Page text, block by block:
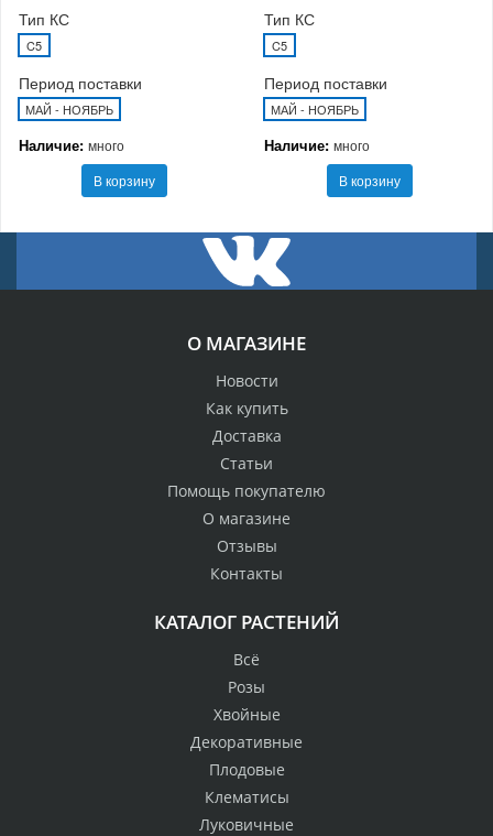
Тип КС
C5
Период поставки
МАЙ - НОЯБРЬ
Наличие: много
В корзину
Тип КС
C5
Период поставки
МАЙ - НОЯБРЬ
Наличие: много
В корзину
О МАГАЗИНЕ
Новости
Как купить
Доставка
Статьи
Помощь покупателю
О магазине
Отзывы
Контакты
КАТАЛОГ РАСТЕНИЙ
Всё
Розы
Хвойные
Декоративные
Плодовые
Клематисы
Луковичные